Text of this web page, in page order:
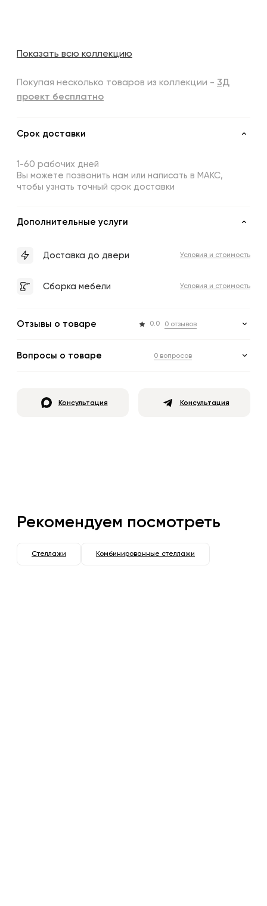
Показать всю коллекцию
Покупая несколько товаров из коллекции - 3Д
проект бесплатно
Срок доставки
1-60 рабочих дней
Вы можете позвонить нам или написать в МАКС,
чтобы узнать точный срок доставки
Дополнительные услуги
Доставка до двери Условия и стоимость
Сборка мебели Условия и стоимость
Отзывы о товаре 0.0 0 отзывов
Вопросы о товаре 0 вопросов
Консультация Консультация
Рекомендуем посмотреть
Стеллажи Комбинированные стеллажи